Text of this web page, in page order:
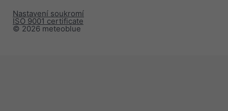
© 2026 meteoblue
ISO 9001 certificate
Nastavení soukromí